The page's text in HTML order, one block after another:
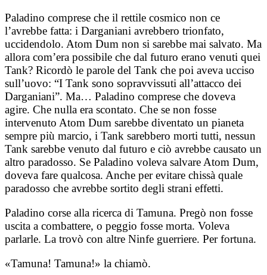
Paladino comprese che il rettile cosmico non ce
l’avrebbe fatta: i Darganiani avrebbero trionfato,
uccidendolo. Atom Dum non si sarebbe mai salvato. Ma
allora com’era possibile che dal futuro erano venuti quei
Tank? Ricordò le parole del Tank che poi aveva ucciso
sull’uovo: “I Tank sono sopravvissuti all’attacco dei
Darganiani”. Ma… Paladino comprese che doveva
agire. Che nulla era scontato. Che se non fosse
intervenuto Atom Dum sarebbe diventato un pianeta
sempre più marcio, i Tank sarebbero morti tutti, nessun
Tank sarebbe venuto dal futuro e ciò avrebbe causato un
altro paradosso. Se Paladino voleva salvare Atom Dum,
doveva fare qualcosa. Anche per evitare chissà quale
paradosso che avrebbe sortito degli strani effetti.
Paladino corse alla ricerca di Tamuna. Pregò non fosse
uscita a combattere, o peggio fosse morta. Voleva
parlarle. La trovò con altre Ninfe guerriere. Per fortuna.
«Tamuna! Tamuna!» la chiamò.